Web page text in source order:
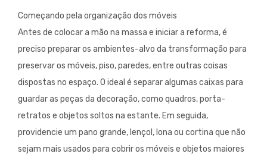
Começando pela organização dos móveis
Antes de colocar a mão na massa e iniciar a reforma, é
preciso preparar os ambientes-alvo da transformação para
preservar os móveis, piso, paredes, entre outras coisas
dispostas no espaço. O ideal é separar algumas caixas para
guardar as peças da decoração, como quadros, porta-
retratos e objetos soltos na estante. Em seguida,
providencie um pano grande, lençol, lona ou cortina que não
sejam mais usados para cobrir os móveis e objetos maiores